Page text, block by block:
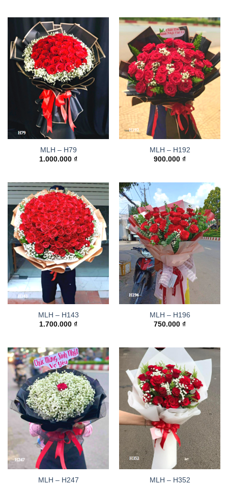
MLH – H79
1.000.000 ₫
MLH – H192
900.000 ₫
MLH – H143
1.700.000 ₫
MLH – H196
750.000 ₫
MLH – H247
MLH – H352